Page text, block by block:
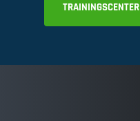
TRAININGSCENTER